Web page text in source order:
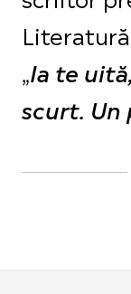
„Ia te
scurt. Un